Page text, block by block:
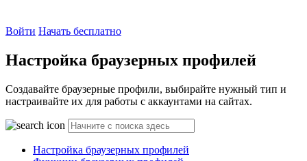
Войти Начать бесплатно
Настройка браузерных профилей
Создавайте браузерные профили, выбирайте нужный тип и
настраивайте их для работы с аккаунтами на сайтах.
Настройка браузерных профилей